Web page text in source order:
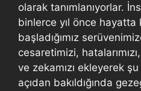
olarak tanımlanıyorlar.
binlerce yıl önce
başladığımız
cesaretimizi,
ve zekamızı ekleyerek
açıdan bakıldığında